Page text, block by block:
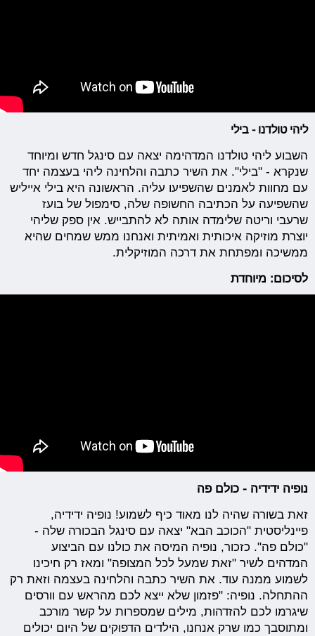
ליהי טולדנו - בילי
השבוע ליהי טולדנו המדהימה יצאה עם סינגל חדש ומיוחד
שנקרא - "בילי". את השיר כתבה והלחינה ליהי בעצמה יחד
עם מחוות לאמנים שהשפיעו עליה. הראשונה היא בילי אייליש
שהשפיעה על הכתיבה החשופה שלה, סימפול של בועז
שרעבי וריטה שלימדה אותה לא להתבייש. אין ספק שליהי
יוצרת מוזיקה איכותית ואמיתית ואנחנו ממש שמחים שהיא
ממשיכה ומפתחת את דרכה המוזיקלית.
לסיכום: מיוחדת
נופיה ידידיה - כולם פה
זאת בשורה שהיה לנו מאוד כיף לשמוע! נופיה ידידיה,
פיינליסטית "הכוכב הבא" יצאה עם סינגל הבכורה שלה -
"כולם פה". כזכור, נופיה המיסה את כולנו עם הביצוע
המדהים לשיר "זאת שמעל לכל המצופה" ומאז רק חיכינו
לשמוע ממנה עוד. את השיר כתבה והלחינה בעצמה וזאת רק
ההתחלה. נופיה: "פזמון שלא ייצא לכם מהראש עם וורסים
שיגרמו לכם להזדהות, מילים שמספרות על קשר מורכב
ומתוסבך כמו שרק אנחנו, הילדים הדפוקים של היום יכולים